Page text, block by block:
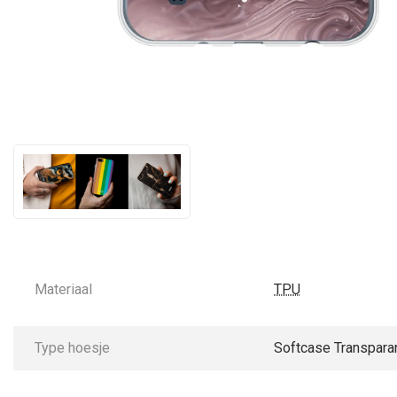
Materiaal TPU
Type hoesje Softcase